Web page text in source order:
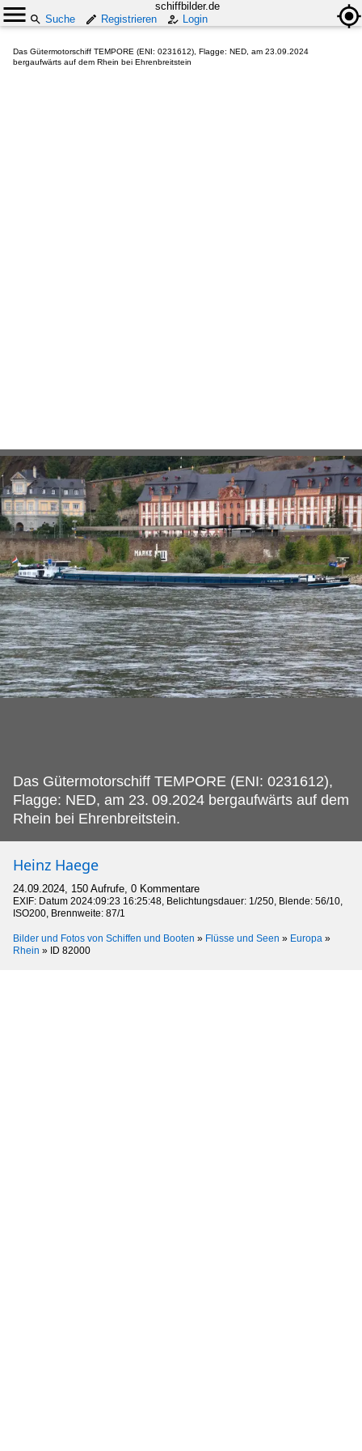
schiffbilder.de
Suche
Registrieren Login
Das Gütermotorschiff TEMPORE (ENI: 0231612), Flagge: NED, am 23.09.2024
bergaufwärts auf dem Rhein bei Ehrenbreitstein
Das Gütermotorschiff TEMPORE (ENI: 0231612),
Flagge: NED, am 23. 09.2024 bergaufwärts auf dem
Rhein bei Ehrenbreitstein.
Heinz Haege
24.09.2024, 150 Aufrufe, 0 Kommentare
EXIF: Datum 2024:09:23 16:25:48, Belichtungsdauer: 1/250, Blende: 56/10,
ISO200, Brennweite: 87/1
Bilder und Fotos von Schiffen und Booten » Flüsse und Seen » Europa »
Rhein » ID 82000